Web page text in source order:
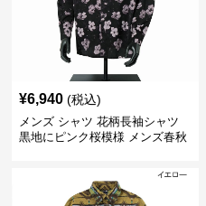
¥6,940 (税込)
メンズ シャツ 花柄長袖シャツ
黒地にピンク桜模様 メンズ春秋